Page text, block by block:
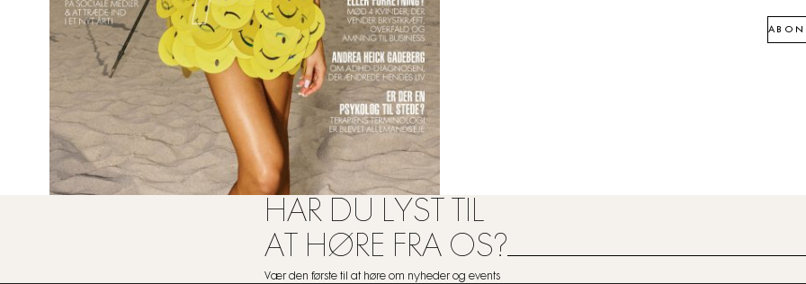
HAR DU LYST TIL
AT HØRE FRA OS?
Vær den første til at høre om nyheder og events